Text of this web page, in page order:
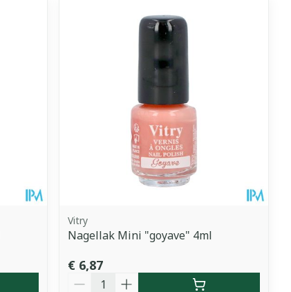
Vitry
Nagellak Mini "goyave" 4ml
€ 6,87
Aantal